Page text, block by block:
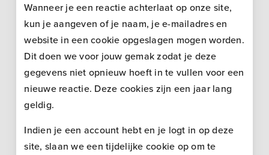
Wanneer je een reactie achterlaat op onze site,
kun je aangeven of je naam, je e-mailadres en
website in een cookie opgeslagen mogen worden.
Dit doen we voor jouw gemak zodat je deze
gegevens niet opnieuw hoeft in te vullen voor een
nieuwe reactie. Deze cookies zijn een jaar lang
geldig.
Indien je een account hebt en je logt in op deze
site, slaan we een tijdelijke cookie op om te